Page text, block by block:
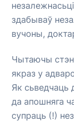
здабываў
вучоны,
Чытаючы
якраз у
Як сьведчаць
да апошняга
супраць (!)